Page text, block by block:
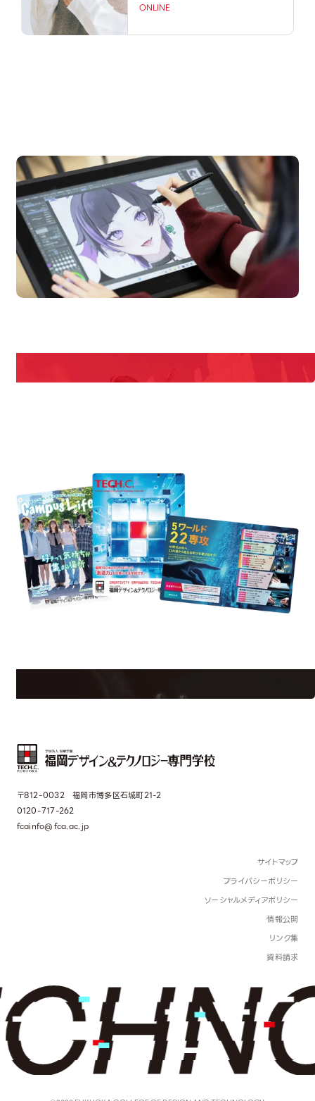
ONLINE
Campus Open
Information
〒812-0032 福岡市博多区石城町21-2
0120-717-262
fcainfo@fca.ac.jp
サイトマップ
プライバシーポリシー
ソーシャルメディアポリシー
情報公開
リンク集
資料請求